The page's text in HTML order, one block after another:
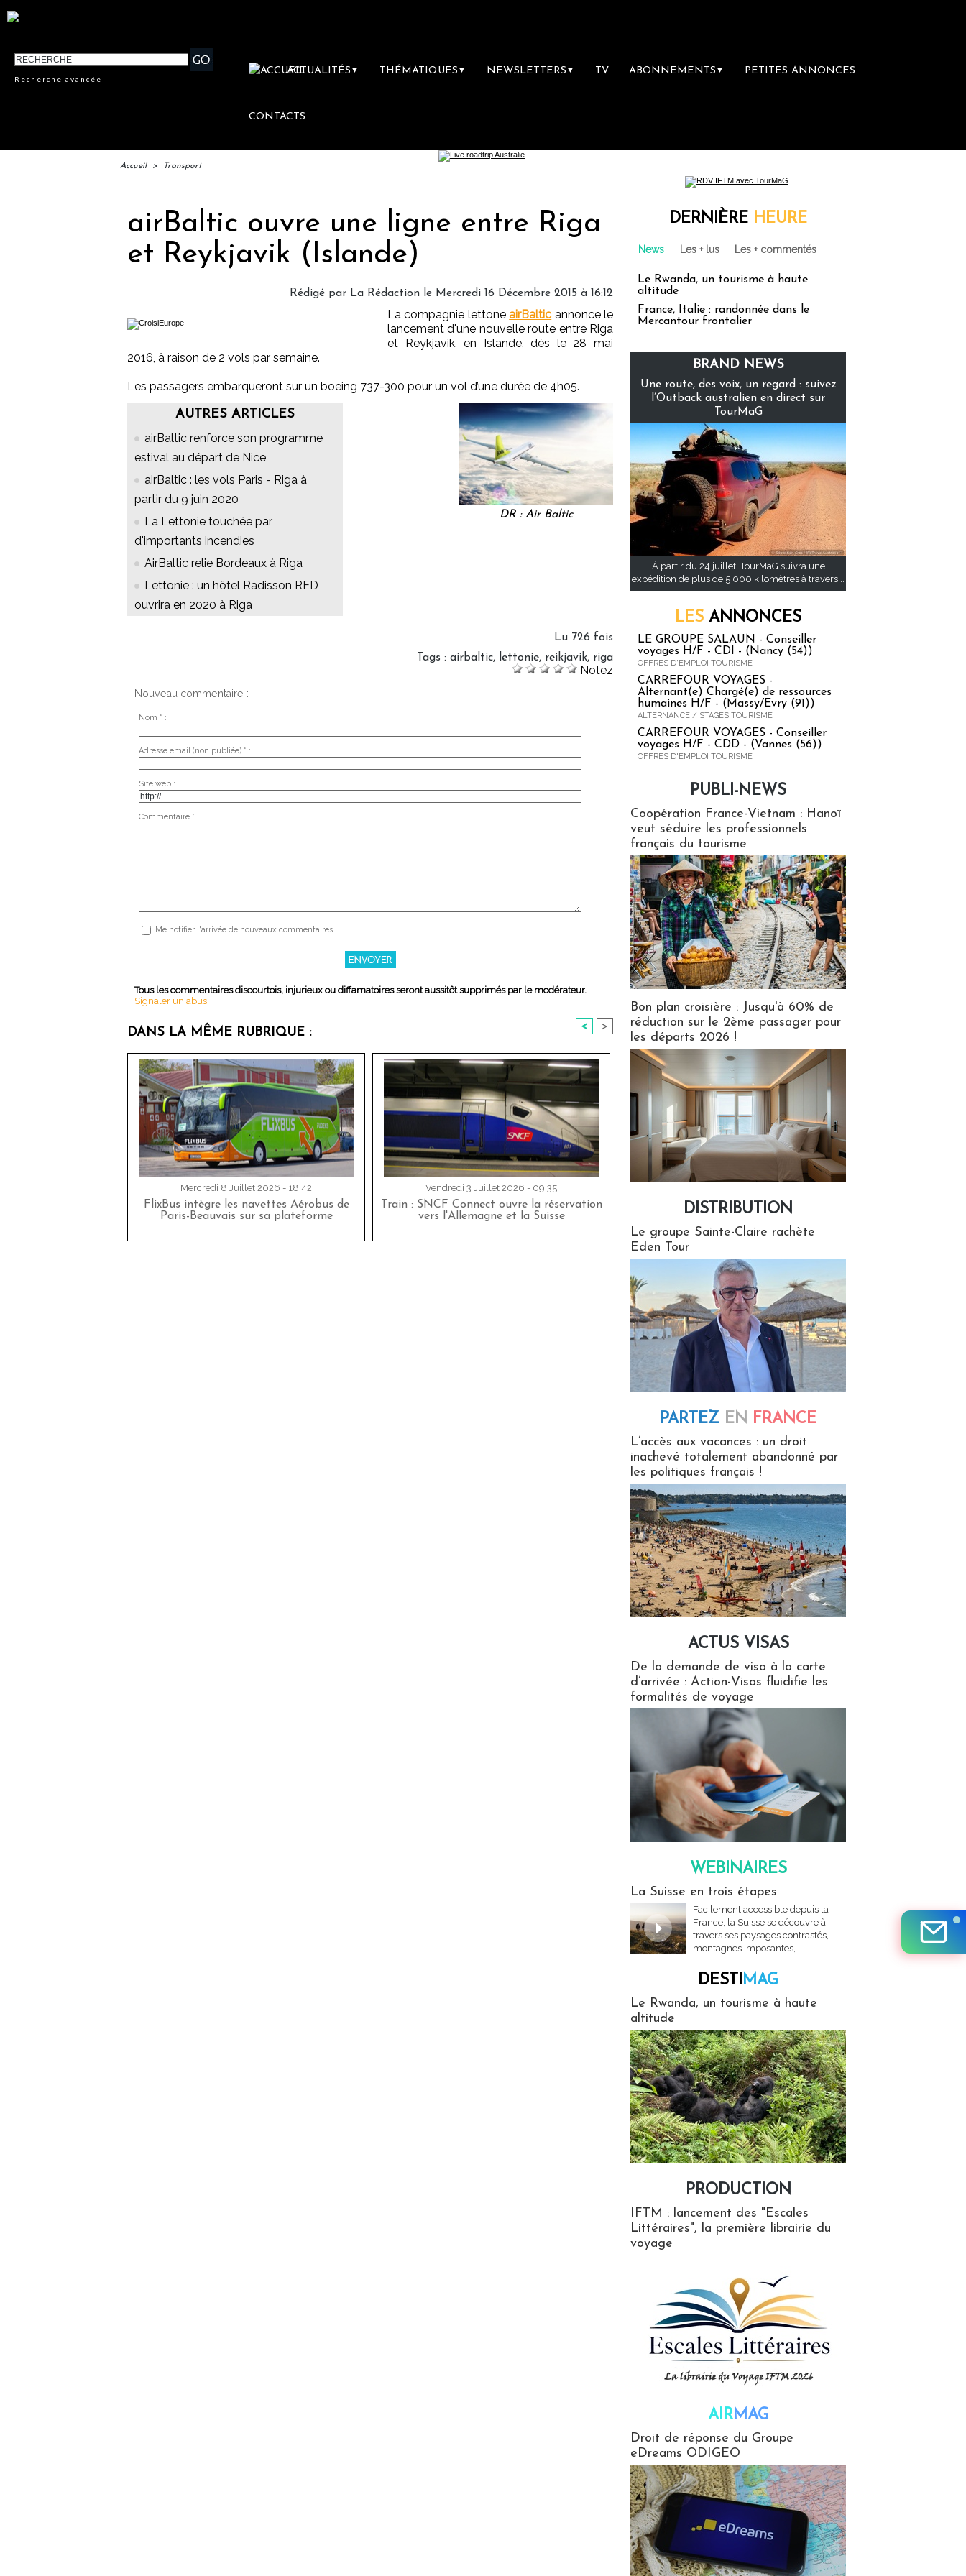
Recherche avancée
ACTUALITÉS ▼ THÉMATIQUES ▼ NEWSLETTERS ▼ TV ABONNEMENTS ▼ PETITES ANNONCES
CONTACTS
Accueil > Transport
airBaltic ouvre une ligne entre Riga
et Reykjavik (Islande)
Rédigé par La Rédaction le Mercredi 16 Décembre 2015 à 16:12
La compagnie lettone airBaltic annonce le
lancement d'une nouvelle route entre Riga
et Reykjavik, en Islande, dès le 28 mai
2016, à raison de 2 vols par semaine.
Les passagers embarqueront sur un boeing 737-300 pour un vol d’une durée de 4h05.
AUTRES ARTICLES
airBaltic renforce son programme
estival au départ de Nice
airBaltic : les vols Paris - Riga à
partir du 9 juin 2020
La Lettonie touchée par
d'importants incendies
AirBaltic relie Bordeaux à Riga
Lettonie : un hôtel Radisson RED
ouvrira en 2020 à Riga
DR : Air Baltic
Lu 726 fois
Tags : airbaltic, lettonie, reikjavik, riga
Notez
Nouveau commentaire :
Nom * :
Adresse email (non publiée) * :
Site web :
Commentaire * :
Me notifier l'arrivée de nouveaux commentaires
Tous les commentaires discourtois, injurieux ou diffamatoires seront aussitôt supprimés par le modérateur.
Signaler un abus
DANS LA MÊME RUBRIQUE : < >
Mercredi 8 Juillet 2026 - 18:42
FlixBus intègre les navettes Aérobus de
Paris-Beauvais sur sa plateforme
Vendredi 3 Juillet 2026 - 09:35
Train : SNCF Connect ouvre la réservation
vers l'Allemagne et la Suisse
DERNIÈRE HEURE
News Les + lus Les + commentés
Le Rwanda, un tourisme à haute
altitude
France, Italie : randonnée dans le
Mercantour frontalier
BRAND NEWS
Une route, des voix, un regard : suivez
l’Outback australien en direct sur
TourMaG
À partir du 24 juillet, TourMaG suivra une
expédition de plus de 5 000 kilomètres à travers...
LES ANNONCES
LE GROUPE SALAUN - Conseiller
voyages H/F - CDI - (Nancy (54))
OFFRES D'EMPLOI TOURISME
CARREFOUR VOYAGES -
Alternant(e) Chargé(e) de ressources
humaines H/F - (Massy/Evry (91))
ALTERNANCE / STAGES TOURISME
CARREFOUR VOYAGES - Conseiller
voyages H/F - CDD - (Vannes (56))
OFFRES D'EMPLOI TOURISME
PUBLI-NEWS
Coopération France-Vietnam : Hanoï
veut séduire les professionnels
français du tourisme
Bon plan croisière : Jusqu'à 60% de
réduction sur le 2ème passager pour
les départs 2026 !
DISTRIBUTION
Le groupe Sainte-Claire rachète
Eden Tour
PARTEZ EN FRANCE
L’accès aux vacances : un droit
inachevé totalement abandonné par
les politiques français !
ACTUS VISAS
De la demande de visa à la carte
d’arrivée : Action-Visas fluidifie les
formalités de voyage
WEBINAIRES
La Suisse en trois étapes
Facilement accessible depuis la
France, la Suisse se découvre à
travers ses paysages contrastés,
montagnes imposantes,...
DESTIMAG
Le Rwanda, un tourisme à haute
altitude
PRODUCTION
IFTM : lancement des "Escales
Littéraires", la première librairie du
voyage
AIRMAG
Droit de réponse du Groupe
eDreams ODIGEO